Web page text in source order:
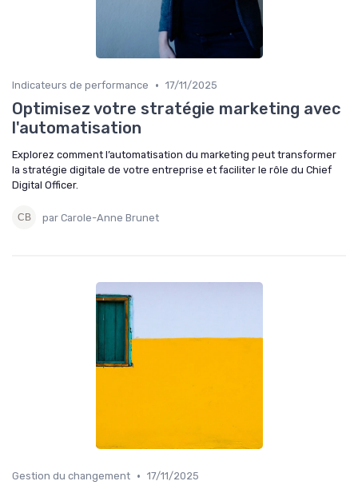
Indicateurs de performance • 17/11/2025
Optimisez votre stratégie marketing avec
l'automatisation
Explorez comment l’automatisation du marketing peut transformer
la stratégie digitale de votre entreprise et faciliter le rôle du Chief
Digital Officer.
par Carole-Anne Brunet
Gestion du changement • 17/11/2025